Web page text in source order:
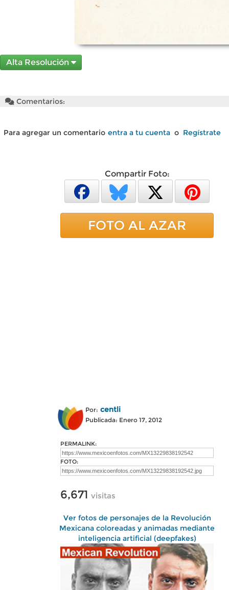
Alta Resolución
Comentarios:
Para agregar un comentario entra a tu cuenta o Regístrate
Compartir Foto:
FOTO AL AZAR
Por: centli
Publicada: Enero 17, 2012
PERMALINK:
FOTO:
6,671 visitas
Ver fotos de personajes de la Revolución
Mexicana coloreadas y animadas mediante
inteligencia artificial (deepfakes)